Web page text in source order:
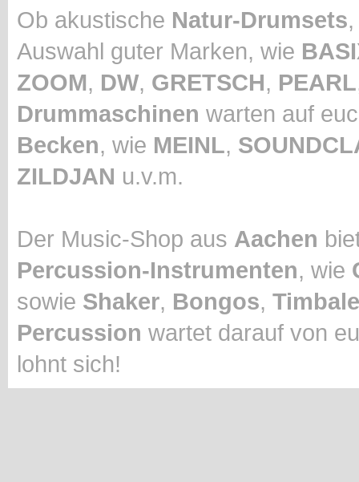
Ob akustische Natur-Drumsets
Auswahl guter Marken, wie
ZOOM, DW, GRETSCH, PEARL
Drummaschinen warten auf
Becken, wie MEINL,
ZILDJAN u.v.m.
Der Music-Shop aus Aachen
Percussion-Instrumenten, wie
sowie Shaker, Bongos,
Percussion wartet darauf von
lohnt sich!